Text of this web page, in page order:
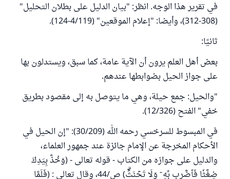
في تقرير هذا الوجه. انظر: "بيان الدليل على بطلان التحليل"
(308-312)، وأيضا: "إعلام الموقعين" (4/119-124).
ثانيًا:
بعض أهل العلم يرون أن الآية عامة، كما سبق، ويستدلون بها
على جواز الحيل بضوابطها عندهم.
"والحيل: جمع حيلة، وهي ما يتوصل به إلى مقصود بطريق
خفي" الفتح (12/326).
في المبسوط للسرخسي رحمه الله (30/209): "إن الحيل في
الأحكام المخرجة عن الإمام جائزة عند جمهور العلماء،
والدليل على جوازه من الكتاب - قوله تعالى - (وَخُذۡ بِيَدِكَ
ضِغۡثٗا فَٱضۡرِب بِّهِۦ وَلَا تَحۡنَثۡۗ) ص/44، وقال تعالى : (فَلَمَّا